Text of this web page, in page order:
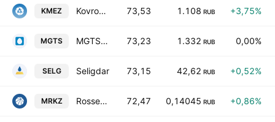
KMEZ Kovrov Mech. Zavod 73,53 1.108 RUB +3,75%
MGTS MGTS-5 73,23 1.332 RUB 0,00%
SELG Seligdar 73,15 42,62 RUB +0,52%
MRKZ Rosseti Severo-Zapad 72,47 0,14045 RUB +0,86%